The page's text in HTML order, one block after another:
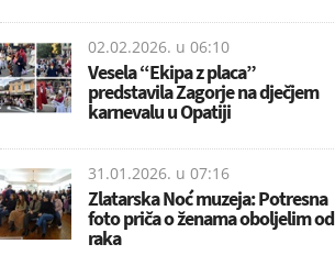
02.02.2026. u 06:10
Vesela “Ekipa z placa”
predstavila Zagorje na dječjem
karnevalu u Opatiji
31.01.2026. u 07:16
Zlatarska Noć muzeja: Potresna
foto priča o ženama oboljelim od
raka